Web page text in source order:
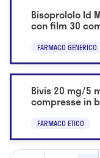
Bisoprololo Id
con film 30
FARMACO GENERICO
Bivis 20 mg/5
compresse in
FARMACO ETICO